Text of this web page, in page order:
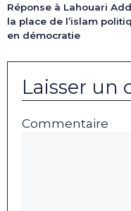
Réponse à Lahouari
la place de l’islam
en démocratie
Laisser un
Commentaire